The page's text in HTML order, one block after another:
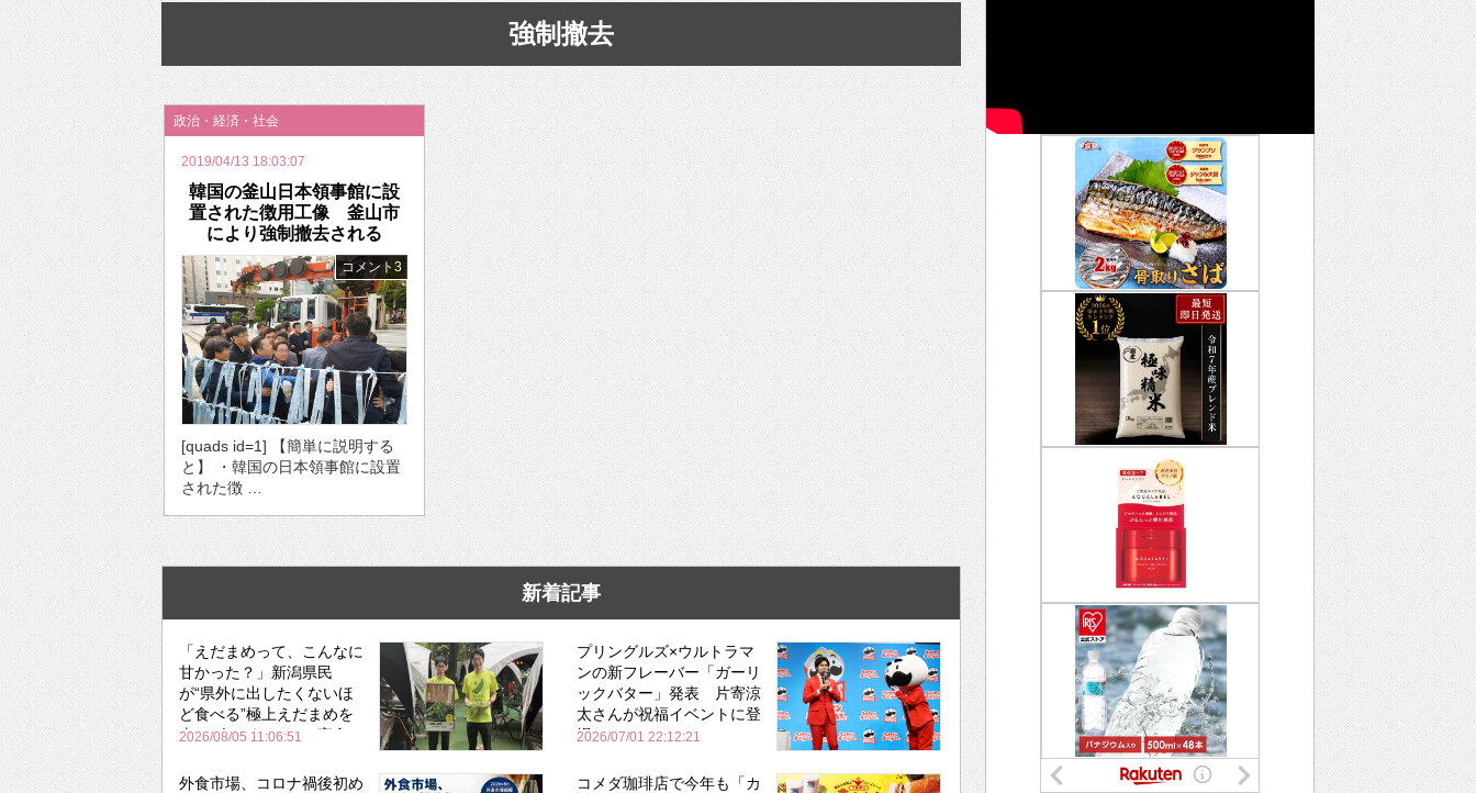
挫折率8割の壁をAIで突破。ジャストシステム、”自分が今話し･･･
2026年のバレンタインは「自分で作って、想いを渡す」 TE･･･
強制撤去
政治・経済・社会
2019/04/13 18:03:07
韓国の釜山日本領事館に設
置された徴用工像 釜山市
により強制撤去される
コメント3
[quads id=1] 【簡単に説明する
と】 ・韓国の日本領事館に設置
された徴 …
新着記事
「えだまめって、こんなに
甘かった？」新潟県民
が“県外に出したくないほ
ど食べる”極上えだまめを
森のビアガーデンで実食
2026/08/05 11:06:51
プリングルズ×ウルトラマ
ンの新フレーバー「ガーリ
ックバター」発表 片寄涼
太さんが祝福イベントに登
場
2026/07/01 22:12:21
外食市場、コロナ禍後初め
コメダ珈琲店で今年も「カ